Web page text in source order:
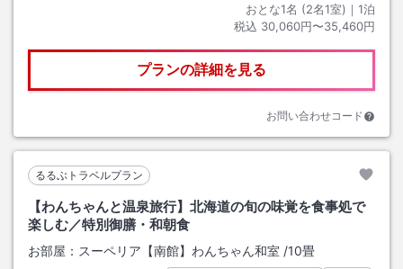
おとな1名 (2名1室)｜ 1泊
税込 30,060円〜35,460円
プランの詳細を見る
お問い合わせコード
るるぶトラベルプラン
【わんちゃんと温泉旅行】北海道の旬の味覚を食事処で
楽しむ／特別御膳・和朝食
お部屋： スーペリア【南館】わんちゃん和室 /10畳